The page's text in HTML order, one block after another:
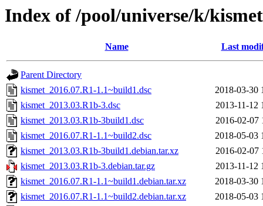
Index of /pool/universe/k/kismet
Name Last
Parent Directory
kismet_2016.07.R1-1.1~build1.dsc
2018-03-30
kismet_2013.03.R1b-3.dsc
2013-11-12
kismet_2013.03.R1b-3build1.dsc
2016-02-07
kismet_2016.07.R1-1.1~build2.dsc
2018-05-03
kismet_2013.03.R1b-3build1.debian.tar.xz
2016-02-07
kismet_2013.03.R1b-3.debian.tar.gz
2013-11-12
kismet_2016.07.R1-1.1~build1.debian.tar.xz
2018-03-30
kismet_2016.07.R1-1.1~build2.debian.tar.xz
2018-05-03